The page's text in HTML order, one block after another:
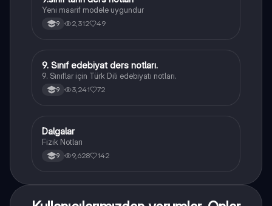
Yeni maarif modele uygundur
9 2,312 49
Türk Dili ve Edebiyatı
9. Sınıf edebiyat ders notları.
9. Sınıflar için Türk Dili edebiyatı notları.
9 3,241 72
Fizik
Dalgalar
Fizik Notları
9 9,628 142